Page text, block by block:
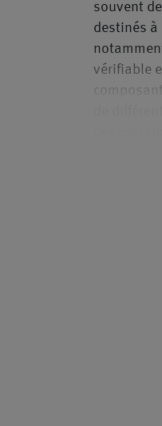
souvent
destinés à
vérifiable